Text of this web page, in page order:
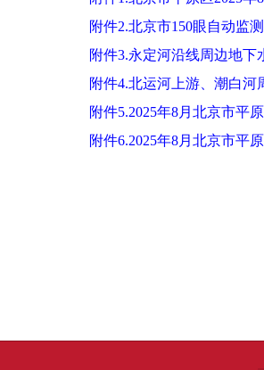
附件2.北京市150眼自动监
附件3.永定河沿线周边地
附件4.北运河上游、潮白
附件5.2025年8月北京市平
附件6.2025年8月北京市平